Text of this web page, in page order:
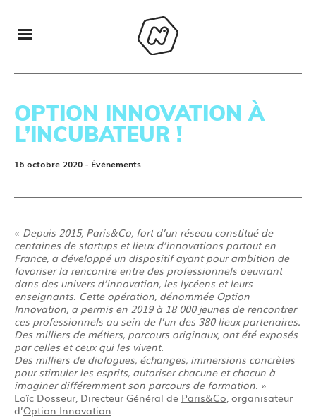
OPTION INNOVATION À
L’INCUBATEUR !
16 octobre 2020 - Événements
« Depuis 2015, Paris&Co, fort d’un réseau constitué de
centaines de startups et lieux d’innovations partout en
France, a développé un dispositif ayant pour ambition de
favoriser la rencontre entre des professionnels oeuvrant
dans des univers d’innovation, les lycéens et leurs
enseignants. Cette opération, dénommée Option
Innovation, a permis en 2019 à 18 000 jeunes de rencontrer
ces professionnels au sein de l’un des 380 lieux partenaires.
Des milliers de métiers, parcours originaux, ont été exposés
par celles et ceux qui les vivent.
Des milliers de dialogues, échanges, immersions concrètes
pour stimuler les esprits, autoriser chacune et chacun à
imaginer différemment son parcours de formation. »
Loïc Dosseur, Directeur Général de Paris&Co, organisateur
d’Option Innovation.